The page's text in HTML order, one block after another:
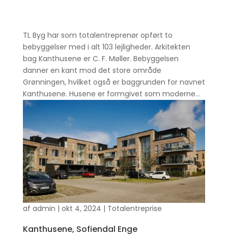
Kanthusene, Sofiendal Enge
af admin | okt 4, 2024 | Totalentreprise
TL Byg har som totalentreprenør opført to
bebyggelser med i alt 103 lejligheder. Arkitekten
bag Kanthusene er C. F. Møller. Bebyggelsen
danner en kant mod det store område
Grønningen, hvilket også er baggrunden for navnet
Kanthusene. Husene er formgivet som moderne...